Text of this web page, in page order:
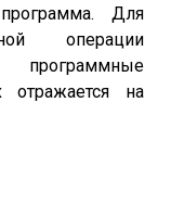
Для
операции
программные
отражается на